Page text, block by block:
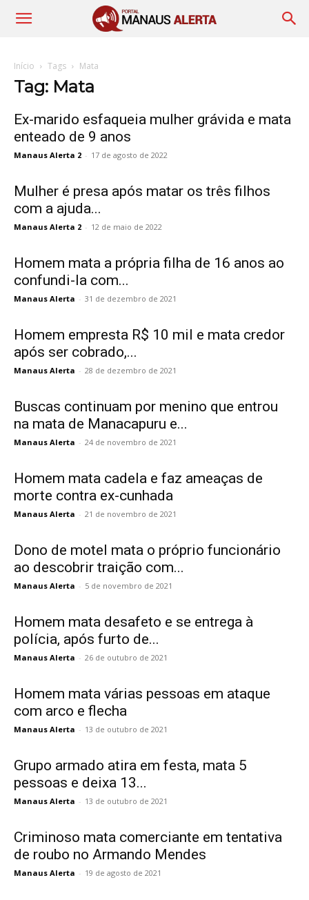
Início Tags Mata
Tag: Mata
Ex-marido esfaqueia mulher grávida e mata
enteado de 9 anos
Manaus Alerta 2 - 17 de agosto de 2022
Mulher é presa após matar os três filhos
com a ajuda...
Manaus Alerta 2 - 12 de maio de 2022
Homem mata a própria filha de 16 anos ao
confundi-la com...
Manaus Alerta - 31 de dezembro de 2021
Homem empresta R$ 10 mil e mata credor
após ser cobrado,...
Manaus Alerta - 28 de dezembro de 2021
Buscas continuam por menino que entrou
na mata de Manacapuru e...
Manaus Alerta - 24 de novembro de 2021
Homem mata cadela e faz ameaças de
morte contra ex-cunhada
Manaus Alerta - 21 de novembro de 2021
Dono de motel mata o próprio funcionário
ao descobrir traição com...
Manaus Alerta - 5 de novembro de 2021
Homem mata desafeto e se entrega à
polícia, após furto de...
Manaus Alerta - 26 de outubro de 2021
Homem mata várias pessoas em ataque
com arco e flecha
Manaus Alerta - 13 de outubro de 2021
Grupo armado atira em festa, mata 5
pessoas e deixa 13...
Manaus Alerta - 13 de outubro de 2021
Criminoso mata comerciante em tentativa
de roubo no Armando Mendes
Manaus Alerta - 19 de agosto de 2021